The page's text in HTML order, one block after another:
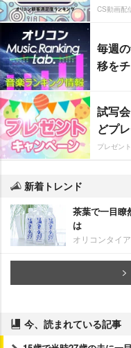
CS動画配
毎週
移を
試写
どプ
プレゼン
新着トレンド
茶葉で一目瞭
は
オリコンタイ
今、読まれている記事